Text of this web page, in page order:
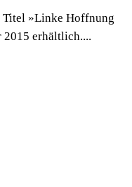
Titel »Linke Hoffnung
2015 erhältlich....